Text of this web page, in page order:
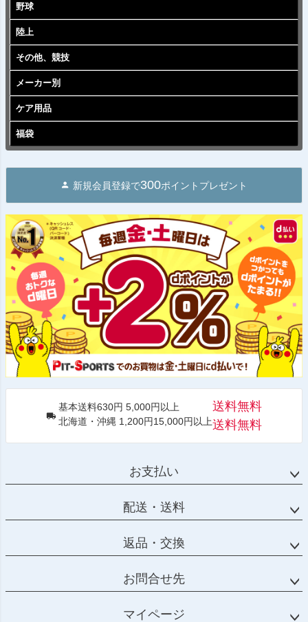
野球
陸上
その他、競技
メーカー別
ケア用品
福袋
新規会員登録で300ポイントプレゼント
基本送料630円 5,000円以上
北海道・沖縄 1,200円15,000円以上
送料無料
送料無料
お支払い
配送・送料
返品・交換
お問合せ先
マイページ